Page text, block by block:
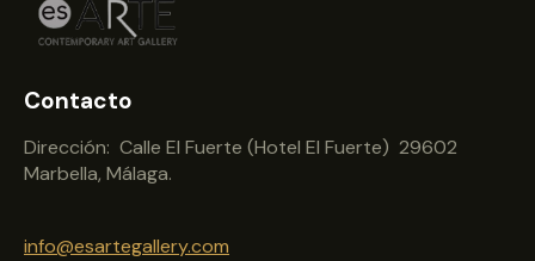
Contacto
Dirección: Calle El Fuerte (Hotel El Fuerte) 29602
Marbella, Málaga.
info@esartegallery.com